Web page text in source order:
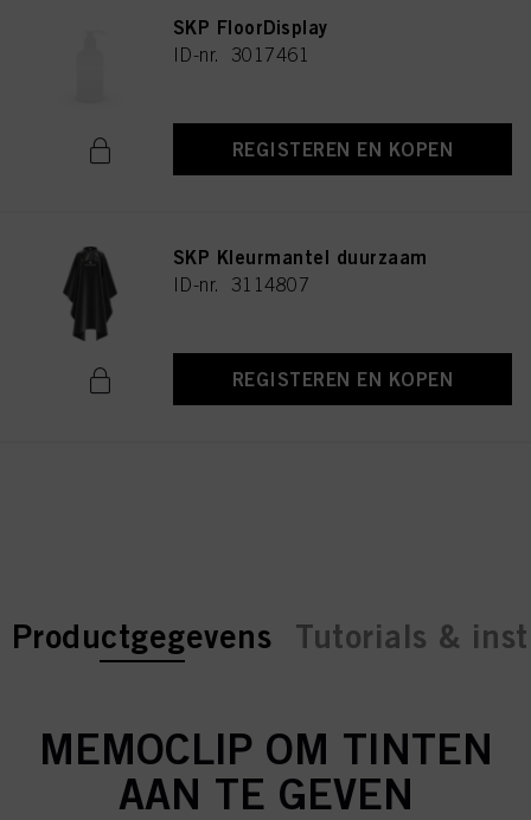
SKP FloorDisplay
ID-nr. 3017461
REGISTEREN EN KOPEN
SKP Kleurmantel duurzaam
ID-nr. 3114807
REGISTEREN EN KOPEN
current tab:
current tab:
Productgegevens Tutorials &
MEMOCLIP OM TINTEN
AAN TE GEVEN